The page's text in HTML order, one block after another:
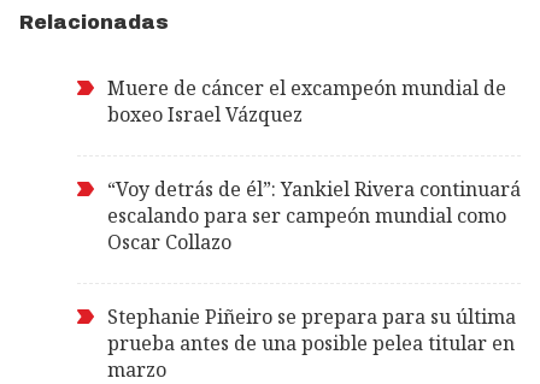
Relacionadas
Muere de cáncer el excampeón mundial de
boxeo Israel Vázquez
“Voy detrás de él”: Yankiel Rivera continuará
escalando para ser campeón mundial como
Oscar Collazo
Stephanie Piñeiro se prepara para su última
prueba antes de una posible pelea titular en
marzo